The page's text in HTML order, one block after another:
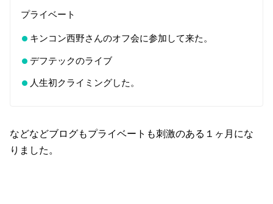
プライベート
キンコン西野さんのオフ会に参加して来た。
デフテックのライブ
人生初クライミングした。
などなどブログもプライベートも刺激のある１ヶ月にな
りました。